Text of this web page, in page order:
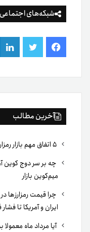
شبکه‌های اجتماعی
فیس
بوک
توییتر
آخرین مطالب
چه بر سر دوج کوین
میم‌کوین بازار
ایران و آمریکا تا
آیا مرداد ماه